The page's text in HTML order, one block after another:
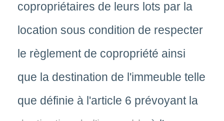
copropriétaires de leurs lots par la
location sous condition de respecter
le règlement de copropriété ainsi
que la destination de l'immeuble telle
que définie à l'article 6 prévoyant la